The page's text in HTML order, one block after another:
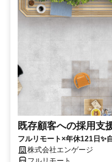
既存顧客への採用支
フルリモート×年休121日✨
株式会社エンゲージ